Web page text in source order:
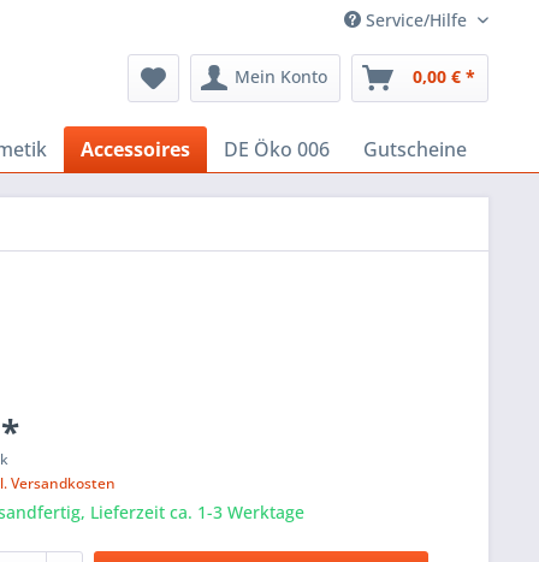
Service/Hilfe
Mein Konto 0,00 € *
Accessoires DE Öko 006 Gutscheine
Versandkosten
Lieferzeit ca. 1-3 Werktage